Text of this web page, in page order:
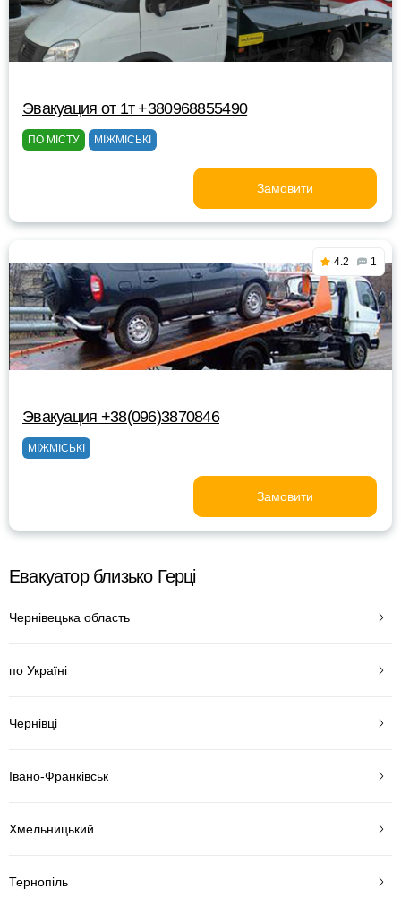
Эвакуация от 1т +380968855490
ПО МІСТУ МІЖМІСЬКІ
Замовити
4.2 1
Эвакуация +38(096)3870846
МІЖМІСЬКІ
Замовити
Евакуатор близько Герці
Чернівецька область
по Україні
Чернівці
Івано-Франківськ
Хмельницький
Тернопіль